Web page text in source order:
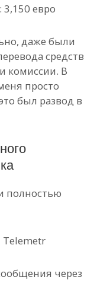
3,150 евро
даже были
средств
комиссии. В
просто
был развод в
полностью
Telemetr
через